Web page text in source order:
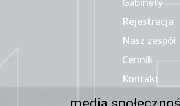
Rejestracja
Nasz zespół
Cennik
Kontakt